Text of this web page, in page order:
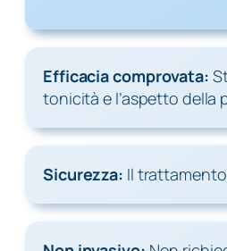
Efficacia comprovata:
tonicità e l’aspetto della
Sicurezza: Il